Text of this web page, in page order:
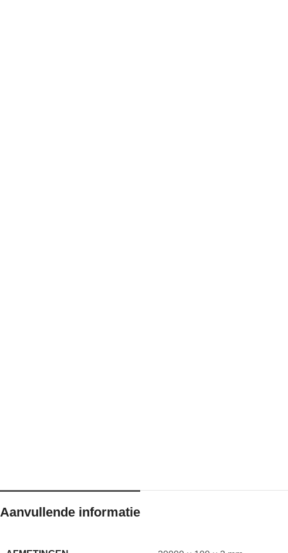
Aanvullende informatie